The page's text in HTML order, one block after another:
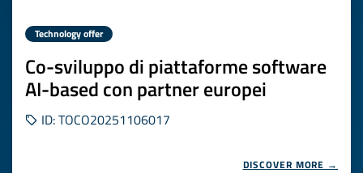
Technology offer
Co-sviluppo di piattaforme software
AI-based con partner europei
ID: TOCO20251106017
DISCOVER MORE →